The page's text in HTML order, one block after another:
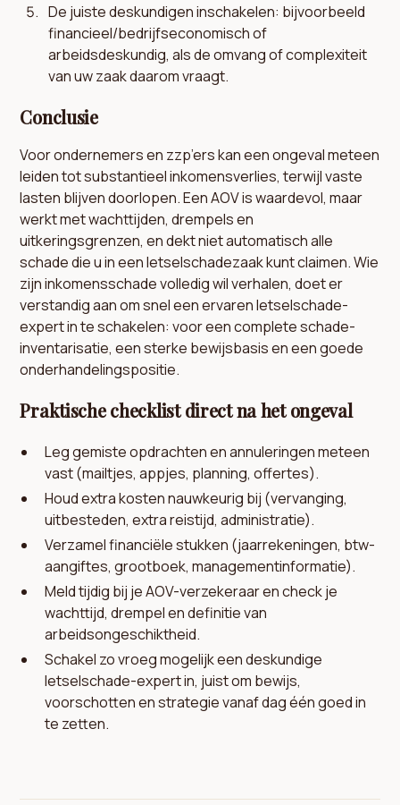
De juiste deskundigen inschakelen: bijvoorbeeld
financieel/bedrijfseconomisch of
arbeidsdeskundig, als de omvang of complexiteit
van uw zaak daarom vraagt.
Conclusie
Voor ondernemers en zzp’ers kan een ongeval meteen
leiden tot substantieel inkomensverlies, terwijl vaste
lasten blijven doorlopen. Een AOV is waardevol, maar
werkt met wachttijden, drempels en
uitkeringsgrenzen, en dekt niet automatisch alle
schade die u in een letselschadezaak kunt claimen. Wie
zijn inkomensschade volledig wil verhalen, doet er
verstandig aan om snel een ervaren letselschade-
expert in te schakelen: voor een complete schade-
inventarisatie, een sterke bewijsbasis en een goede
onderhandelingspositie.
Praktische checklist direct na het ongeval
Leg gemiste opdrachten en annuleringen meteen
vast (mailtjes, appjes, planning, offertes).
Houd extra kosten nauwkeurig bij (vervanging,
uitbesteden, extra reistijd, administratie).
Verzamel financiële stukken (jaarrekeningen, btw-
aangiftes, grootboek, managementinformatie).
Meld tijdig bij je AOV-verzekeraar en check je
wachttijd, drempel en definitie van
arbeidsongeschiktheid.
Schakel zo vroeg mogelijk een deskundige
letselschade-expert in, juist om bewijs,
voorschotten en strategie vanaf dag één goed in
te zetten.